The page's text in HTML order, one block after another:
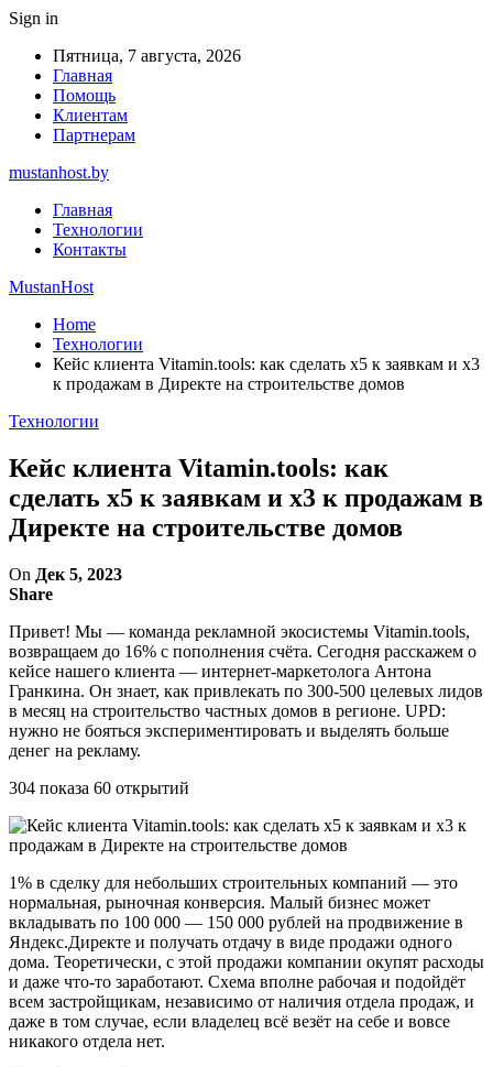
Sign in
Пятница, 7 августа, 2026
Главная
Помощь
Клиентам
Партнерам
mustanhost.by
Главная
Технологии
Контакты
MustanHost
Home
Технологии
Кейс клиента Vitamin.tools: как сделать х5 к заявкам и х3
к продажам в Директе на строительстве домов
Технологии
Кейс клиента Vitamin.tools: как
сделать х5 к заявкам и х3 к продажам в
Директе на строительстве домов
On Дек 5, 2023
Share
Привет! Мы — команда рекламной экосистемы Vitamin.tools,
возвращаем до 16% с пополнения счёта. Сегодня расскажем о
кейсе нашего клиента — интернет-маркетолога Антона
Гранкина. Он знает, как привлекать по 300-500 целевых лидов
в месяц на строительство частных домов в регионе. UPD:
нужно не бояться экспериментировать и выделять больше
денег на рекламу.
304 показа 60 открытий
1% в сделку для небольших строительных компаний — это
нормальная, рыночная конверсия. Малый бизнес может
вкладывать по 100 000 — 150 000 рублей на продвижение в
Яндекс.Директе и получать отдачу в виде продажи одного
дома. Теоретически, с этой продажи компании окупят расходы
и даже что-то заработают. Схема вполне рабочая и подойдёт
всем застройщикам, независимо от наличия отдела продаж, и
даже в том случае, если владелец всё везёт на себе и вовсе
никакого отдела нет.